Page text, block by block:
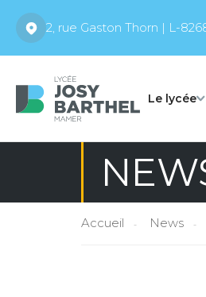
2, rue Gaston Thorn | L-
Le lycée
Accueil News